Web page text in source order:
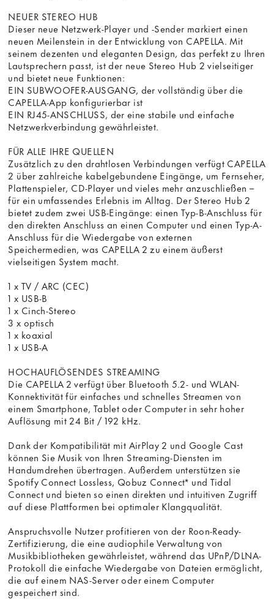
NEUER STEREO HUB
Dieser neue Netzwerk-Player und -Sender markiert einen
neuen Meilenstein in der Entwicklung von CAPELLA. Mit
seinem dezenten und eleganten Design, das perfekt zu Ihren
Lautsprechern passt, ist der neue Stereo Hub 2 vielseitiger
und bietet neue Funktionen:
EIN SUBWOOFER-AUSGANG, der vollständig über die
CAPELLA-App konfigurierbar ist
EIN RJ45-ANSCHLUSS, der eine stabile und einfache
Netzwerkverbindung gewährleistet.
FÜR ALLE IHRE QUELLEN
Zusätzlich zu den drahtlosen Verbindungen verfügt CAPELLA
2 über zahlreiche kabelgebundene Eingänge, um Fernseher,
Plattenspieler, CD-Player und vieles mehr anzuschließen –
für ein umfassendes Erlebnis im Alltag. Der Stereo Hub 2
bietet zudem zwei USB-Eingänge: einen Typ-B-Anschluss für
den direkten Anschluss an einen Computer und einen Typ-A-
Anschluss für die Wiedergabe von externen
Speichermedien, was CAPELLA 2 zu einem äußerst
vielseitigen System macht.
1 x TV / ARC (CEC)
1 x USB-B
1 x Cinch-Stereo
3 x optisch
1 x koaxial
1 x USB-A
HOCHAUFLÖSENDES STREAMING
Die CAPELLA 2 verfügt über Bluetooth 5.2- und WLAN-
Konnektivität für einfaches und schnelles Streamen von
einem Smartphone, Tablet oder Computer in sehr hoher
Auflösung mit 24 Bit / 192 kHz.
Dank der Kompatibilität mit AirPlay 2 und Google Cast
können Sie Musik von Ihren Streaming-Diensten im
Handumdrehen übertragen. Außerdem unterstützen sie
Spotify Connect Lossless, Qobuz Connect* und Tidal
Connect und bieten so einen direkten und intuitiven Zugriff
auf diese Plattformen bei optimaler Klangqualität.
Anspruchsvolle Nutzer profitieren von der Roon-Ready-
Zertifizierung, die eine audiophile Verwaltung von
Musikbibliotheken gewährleistet, während das UPnP/DLNA-
Protokoll die einfache Wiedergabe von Dateien ermöglicht,
die auf einem NAS-Server oder einem Computer
gespeichert sind.